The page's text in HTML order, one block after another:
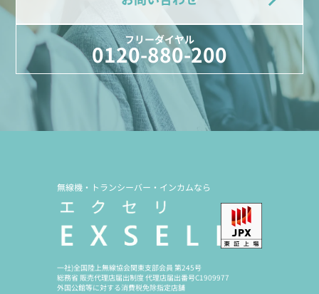
フリーダイヤル
0120-880-200
無線機・トランシーバー・インカムなら
一社)全国陸上無線協会関東支部会員 第245号
総務省 販売代理店届出制度 代理店届出番号C1909977
外国公館等に対する消費税免除指定店舗